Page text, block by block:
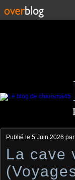
Publié le 5 Juin 2026
La cave